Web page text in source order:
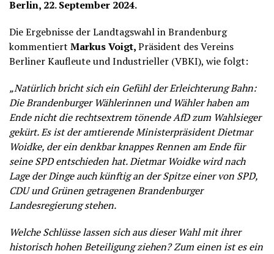
Berlin, 22. September 2024.
Die Ergebnisse der Landtagswahl in Brandenburg
kommentiert Markus Voigt,Präsident des Vereins
Berliner Kaufleute und Industrieller (VBKI), wie folgt:
„Natürlich bricht sich ein Gefühl der Erleichterung Bahn:
Die Brandenburger Wählerinnen und Wähler haben am
Ende nicht die rechtsextrem tönende AfD zum Wahlsieger
gekürt. Es ist der amtierende Ministerpräsident Dietmar
Woidke, der ein denkbar knappes Rennen am Ende für
seine SPD entschieden hat. Dietmar Woidke wird nach
Lage der Dinge auch künftig an der Spitze einer von SPD,
CDU und Grünen getragenen Brandenburger
Landesregierung stehen.
Welche Schlüsse lassen sich aus dieser Wahl mit ihrer
historisch hohen Beteiligung ziehen? Zum einen ist es ein